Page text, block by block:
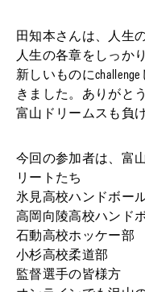
田知本さんは、人生
人生の各章をしっか
新しいものに
きました。ありがと
富山ドリームスも負
今回の参加者は、富
リートたち
氷見高校ハンドボー
高岡向陵高校ハンド
石動高校ホッケー部
小杉高校柔道部
監督選手の皆様方